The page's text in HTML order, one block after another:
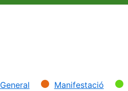
General Manifestació